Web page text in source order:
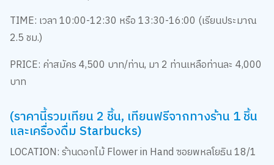
2.5 ชม.)
บาท
(ราคานี้รวมเทียน 2 ชิ้น, เทียนฟรีจากทางร้าน 1 ชิ้น
และเครื่องดื่ม Starbucks)
LOCATION: ร้านดอกไม้ Flower in Hand ซอยพหลโยธิน 18/1